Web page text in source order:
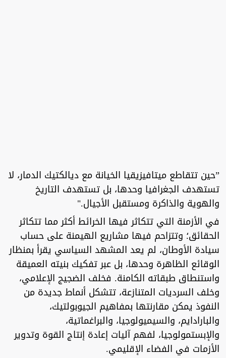
”حين تتقاطع ميتافيزيقيا الخيانة مع ديالكتيك الدمار، لا
تستهدف الجغرافيا وحدها، بل تستهدف التاريخ
والهوية والذاكرة ومستقبل الأجيال."
في الأزمنة التي تتكاثر فيها الخرائط أكثر مما تتكاثر
الحقائق؛ وتتزاحم فيها مشاريع الهيمنة على حساب
سيادة الأوطان، لم يعد المشهد السياسي يقرأ بمنظار
الوقائع الظاهرة وحدها، بل عبر تفكيك بنيته العميقة
واستنطاق طبقاته الكامنة. فخلف الضجيج الإعلامي،
وخلف السرديات المتنازعة، تتشكل أنماط جديدة من
النفوذ يمكن مقارنتها بمفاهيم الجيوبولتيك،
والبارادايم، والسيميولوجيا، والبراغماتية،
والإبستمولوجيا، لفهم آليات إعادة إنتاج القوة وتدوير
الأزمات في الفضاء الإقليمي.